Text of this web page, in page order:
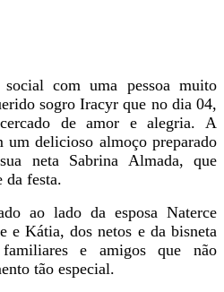
com uma pessoa muito
sogro Iracyr que no dia 04,
de amor e alegria. A
um delicioso almoço preparado
neta Sabrina Almada, que
da festa.
ao lado da esposa Naterce
e Kátia, dos netos e da bisneta
e amigos que não
tão especial.